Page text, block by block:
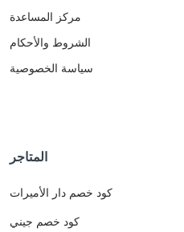
مركز المساعدة
الشروط والأحكام
سياسة الخصوصية
المتاجر
كود خصم دار الأميرات
كود خصم جيني